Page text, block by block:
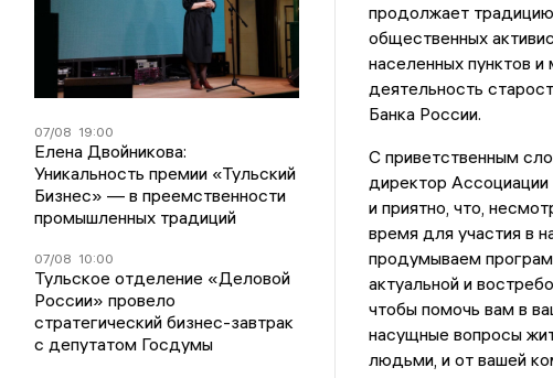
07/08 19:00
Елена Двойникова:
Уникальность премии «Тульский
Бизнес» — в преемственности
промышленных традиций
07/08 10:00
Тульское отделение «Деловой
России» провело
стратегический бизнес-завтрак
с депутатом Госдумы
продолжает
общественных
населенных пунктов
деятельность
Банка России.
С приветственным
директор
и приятно, что,
время для участия в
продумываем
актуальной и
чтобы помочь вам в
насущные вопросы
людьми, и от вашей